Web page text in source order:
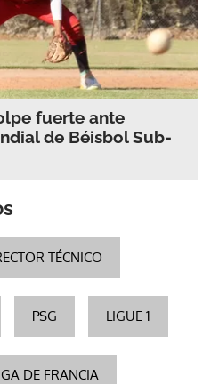
fuerte ante
de Béisbol Sub-
TÉCNICO
PSG LIGUE 1
DE FRANCIA